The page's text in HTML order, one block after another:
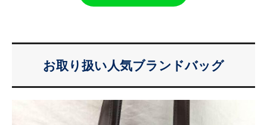
お取り扱い人気ブランドバッグ